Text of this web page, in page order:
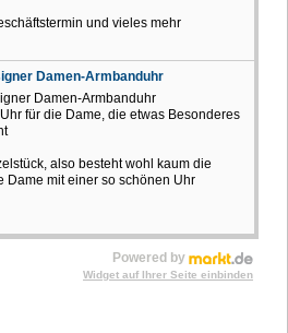
und vieles mehr
Damen-Armbanduhr
Damen-Armbanduhr
für die Dame, die etwas Besonderes
also besteht wohl kaum die
Dame mit einer so schönen Uhr
Powered by
Widget auf Ihrer Seite einbinden